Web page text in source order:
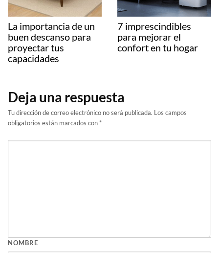
La importancia de un
buen descanso para
proyectar tus
capacidades
7 imprescindibles
para mejorar el
confort en tu hogar
Deja una respuesta
Tu dirección de correo electrónico no será publicada. Los campos
obligatorios están marcados con *
NOMBRE